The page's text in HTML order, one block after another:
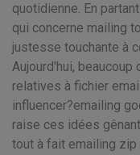
quotidienne. En
qui concerne mailing
justesse touchante à
Aujourd'hui,
relatives à fichier
influencer?emailing
raise ces idées
tout à fait emailing